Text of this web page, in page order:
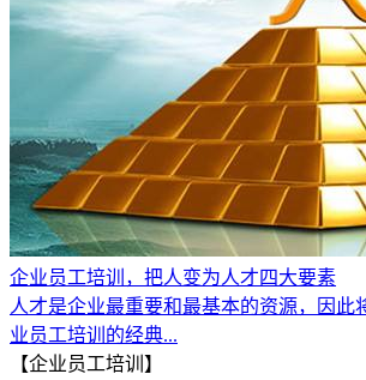
企业员工培训，把人变为人才四大要素
人才是企业最重要和最基本的资源，因
业员工培训的经典...
【企业员工培训】